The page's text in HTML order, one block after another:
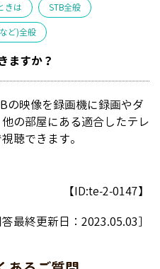
きは STB全般
ど)全般
ますか？
の映像を録画機に録画やダ
の部屋にある適合したテレ
聴できます。
【ID:te-2-0147】
答最終更新日： 2023.05.03］